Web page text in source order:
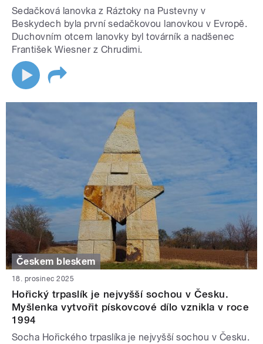
Sedačková lanovka z Ráztoky na Pustevny v
Beskydech byla první sedačkovou lanovkou v Evropě.
Duchovním otcem lanovky byl továrník a nadšenec
František Wiesner z Chrudimi.
Českem bleskem
18. prosinec 2025
Hořický trpaslík je nejvyšší sochou v Česku.
Myšlenka vytvořit pískovcové dílo vznikla v roce
1994
Socha Hořického trpaslíka je nejvyšší sochou v Česku.